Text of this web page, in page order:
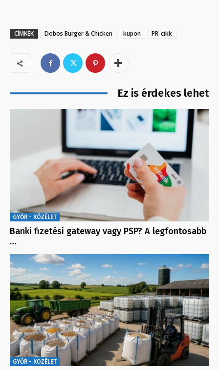
CÍMKÉK Dobos Burger & Chicken kupon PR-cikk
Ez is érdekes lehet
GYŐR - KÖZÉLET
Banki fizetési gateway vagy PSP? A legfontosabb
…
GYŐR - KÖZÉLET